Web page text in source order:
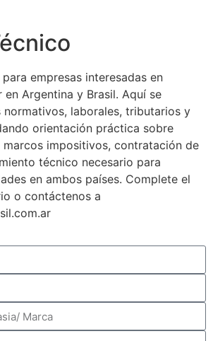
empresas interesadas en
Argentina y Brasil. Aquí se
laborales, tributarios y
orientación práctica sobre
marcos impositivos, contratación de
técnico necesario para
en ambos países. Complete el
o contáctenos a